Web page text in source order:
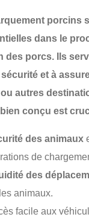
porcins
dans le
des porcs. Ils
et à
autres
conçu est
des animaux
de
des
animaux.
facile aux